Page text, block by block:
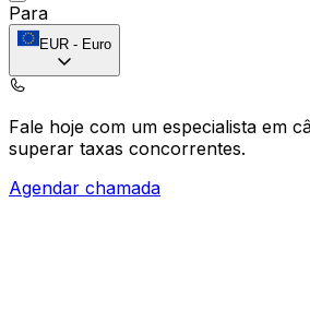
Para
EUR - Euro
Fale hoje com um especialista em
superar taxas concorrentes.
Agendar chamada